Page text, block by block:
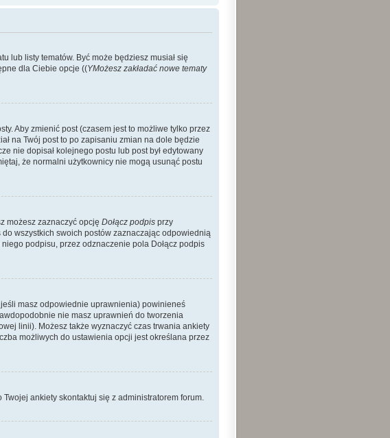
lub listy tematów. Być może będziesz musiał się
dla Ciebie opcje ((YMożesz zakładać nowe tematy
Aby zmienić post (czasem jest to możliwe tylko przez
na Twój post to po zapisaniu zmian na dole będzie
nie dopisał kolejnego postu lub post był edytowany
że normalni użytkownicy nie mogą usunąć postu
możesz zaznaczyć opcję Dołącz podpis przy
wszystkich swoich postów zaznaczając odpowiednią
podpisu, przez odznaczenie pola Dołącz podpis
masz odpowiednie uprawnienia) powinieneś
nie masz uprawnień do tworzenia
linii). Możesz także wyznaczyć czas trwania ankiety
możliwych do ustawienia opcji jest określana przez
ankiety skontaktuj się z administratorem forum.